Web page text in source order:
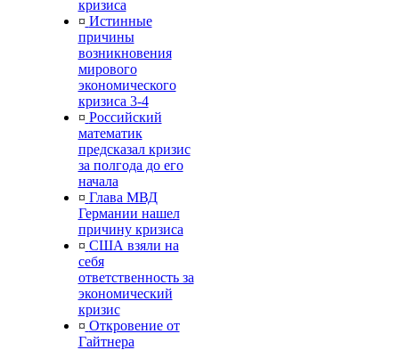
кризиса
¤ Истинные
причины
возникновения
мирового
экономического
кризиса 3-4
¤ Российский
математик
предсказал кризис
за полгода до его
начала
¤ Глава МВД
Германии нашел
причину кризиса
¤ США взяли на
себя
ответственность за
экономический
кризис
¤ Откровение от
Гайтнера